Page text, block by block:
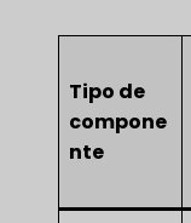
Tipo de
compone
nte